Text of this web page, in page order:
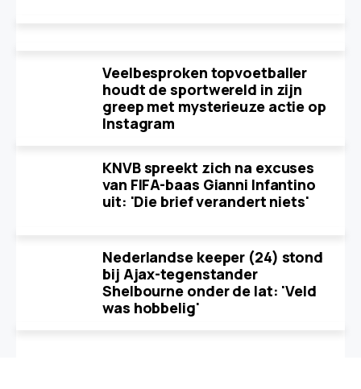
Veelbesproken topvoetballer
houdt de sportwereld in zijn
greep met mysterieuze actie op
Instagram
KNVB spreekt zich na excuses
van FIFA-baas Gianni Infantino
uit: 'Die brief verandert niets'
Nederlandse keeper (24) stond
bij Ajax-tegenstander
Shelbourne onder de lat: 'Veld
was hobbelig'